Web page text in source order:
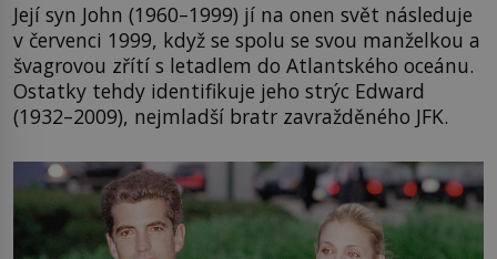
Její syn John (1960–1999) jí na onen svět následuje
v červenci 1999, když se spolu se svou manželkou a
švagrovou zřítí s letadlem do Atlantského oceánu.
Ostatky tehdy identifikuje jeho strýc Edward
(1932–2009), nejmladší bratr zavražděného JFK.